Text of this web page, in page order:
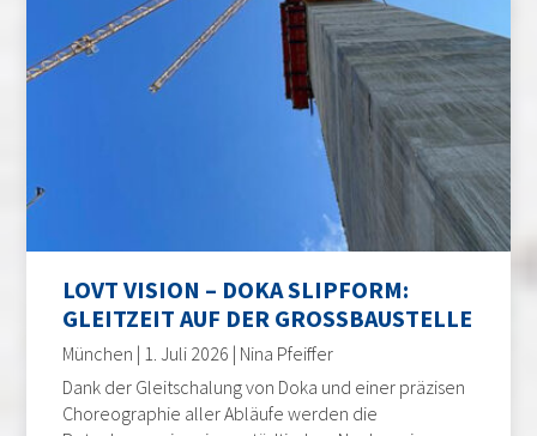
LOVT VISION – DOKA SLIPFORM:
GLEITZEIT AUF DER GROSSBAUSTELLE
München | 1. Juli 2026 | Nina Pfeiffer
Dank der Gleitschalung von Doka und einer präzisen
Choreographie aller Abläufe werden die